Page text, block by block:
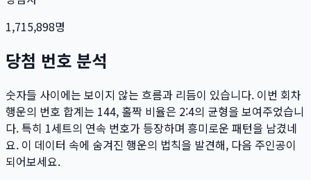
1,715,898명
당첨 번호 분석
숫자들 사이에는 보이지 않는 흐름과 리듬이 있습니다. 이번 회차
행운의 번호 합계는 144, 홀짝 비율은 2:4의 균형을 보여주었습니
다. 특히 1세트의 연속 번호가 등장하며 흥미로운 패턴을 남겼네
요. 이 데이터 속에 숨겨진 행운의 법칙을 발견해, 다음 주인공이
되어보세요.